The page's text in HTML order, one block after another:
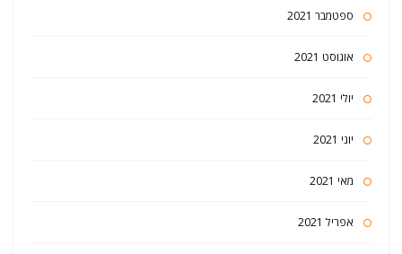
ספטמבר 2021
אוגוסט 2021
יולי 2021
יוני 2021
מאי 2021
אפריל 2021